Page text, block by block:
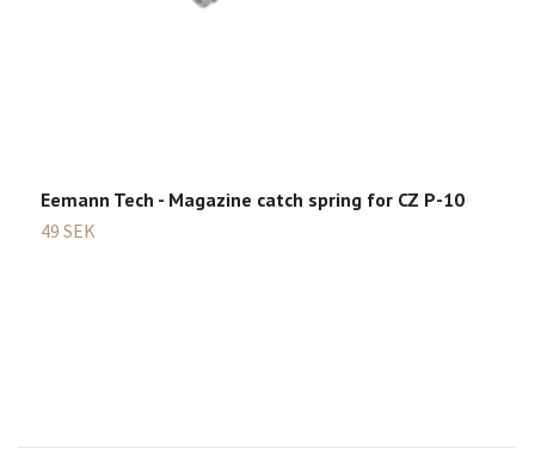
Eemann Tech - Magazine catch spring for CZ P-10
49 SEK